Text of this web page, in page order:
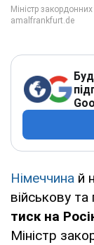
Німеччина й
військову та
тиск на
Міністр